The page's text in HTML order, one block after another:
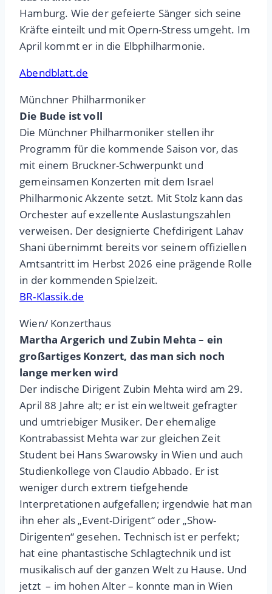
Hamburg. Wie der gefeierte Sänger sich seine
Kräfte einteilt und mit Opern-Stress umgeht. Im
April kommt er in die Elbphilharmonie.
Abendblatt.de
Münchner Philharmoniker
Die Bude ist voll
Die Münchner Philharmoniker stellen ihr
Programm für die kommende Saison vor, das
mit einem Bruckner-Schwerpunkt und
gemeinsamen Konzerten mit dem Israel
Philharmonic Akzente setzt. Mit Stolz kann das
Orchester auf exzellente Auslastungszahlen
verweisen. Der designierte Chefdirigent Lahav
Shani übernimmt bereits vor seinem offiziellen
Amtsantritt im Herbst 2026 eine prägende Rolle
in der kommenden Spielzeit.
BR-Klassik.de
Wien/ Konzerthaus
Martha Argerich und Zubin Mehta – ein
großartiges Konzert, das man sich noch
lange merken wird
Der indische Dirigent Zubin Mehta wird am 29.
April 88 Jahre alt; er ist ein weltweit gefragter
und umtriebiger Musiker. Der ehemalige
Kontrabassist Mehta war zur gleichen Zeit
Student bei Hans Swarowsky in Wien und auch
Studienkollege von Claudio Abbado. Er ist
weniger durch extrem tiefgehende
Interpretationen aufgefallen; irgendwie hat man
ihn eher als „Event-Dirigent“ oder „Show-
Dirigenten“ gesehen. Technisch ist er perfekt;
hat eine phantastische Schlagtechnik und ist
musikalisch auf der ganzen Welt zu Hause. Und
jetzt – im hohen Alter – konnte man in Wien